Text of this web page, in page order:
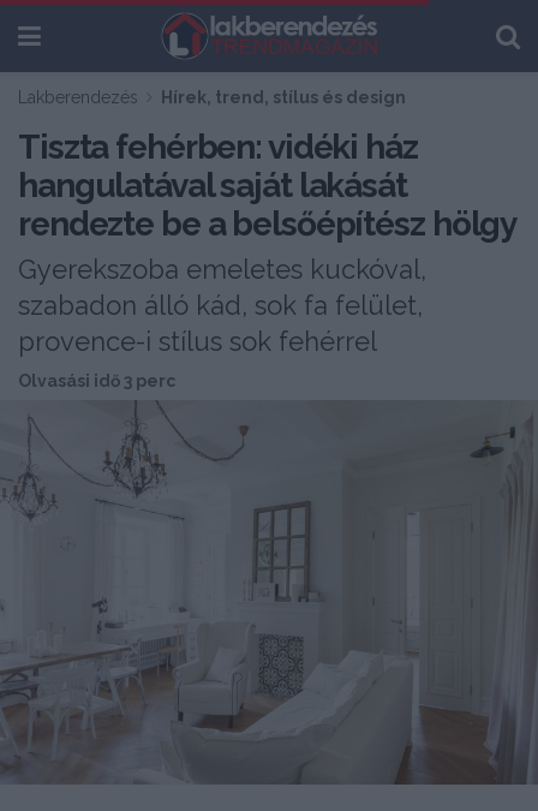
Lakberendezés Hírek, trend, stílus és design
Tiszta fehérben: vidéki ház
hangulatával saját lakását
rendezte be a belsőépítész hölgy
Gyerekszoba emeletes kuckóval,
szabadon álló kád, sok fa felület,
provence-i stílus sok fehérrel
Olvasási idő 3 perc